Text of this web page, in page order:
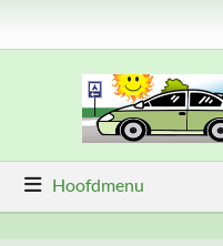
Hoofdmenu